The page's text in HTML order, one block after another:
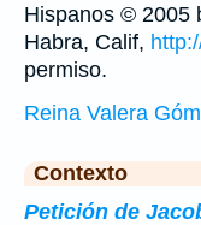
Hispanos © 2005
Habra, Calif,
permiso.
Reina Valera
Contexto
Petición de